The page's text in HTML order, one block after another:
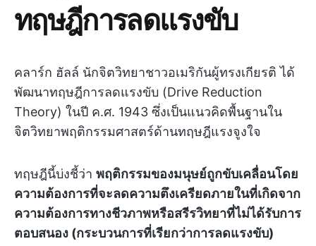
ทฤษฎีการลดแรงขับ
คลาร์ก ฮัลล์ นักจิตวิทยาชาวอเมริกันผู้ทรงเกียรติ ได้
พัฒนาทฤษฎีการลดแรงขับ (Drive Reduction
Theory) ในปี ค.ศ. 1943 ซึ่งเป็นแนวคิดพื้นฐานใน
จิตวิทยาพฤติกรรมศาสตร์ด้านทฤษฎีแรงจูงใจ
ทฤษฎีนี้บ่งชี้ว่า พฤติกรรมของมนุษย์ถูกขับเคลื่อนโดย
ความต้องการที่จะลดความตึงเครียดภายในที่เกิดจาก
ความต้องการทางชีวภาพหรือสรีรวิทยาที่ไม่ได้รับการ
ตอบสนอง (กระบวนการที่เรียกว่าการลดแรงขับ)